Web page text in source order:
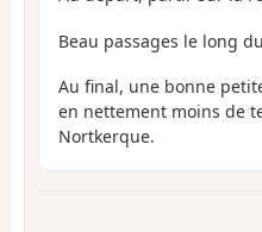
Beau passages le long
Au final, une bonne
en nettement moins de
Nortkerque.